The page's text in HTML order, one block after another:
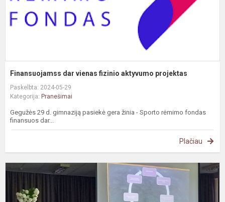
Finansuojamss dar vienas fizinio aktyvumo projektas
Paskelbta: 2024-05-29
Kategorija: Pranešimai
Gegužės 29 d. gimnaziją pasiekė gera žinia - Sporto rėmimo fondas
finansuos dar...
Plačiau